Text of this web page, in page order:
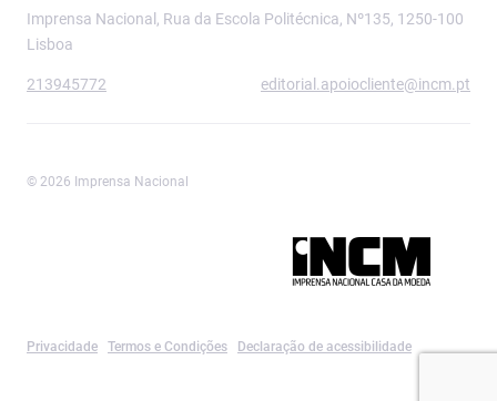
Imprensa Nacional, Rua da Escola Politécnica, Nº135, 1250-100
Lisboa
213945772 editorial.apoiocliente@incm.pt
© 2026 Imprensa Nacional
Privacidade Termos e Condições Declaração de acessibilidade